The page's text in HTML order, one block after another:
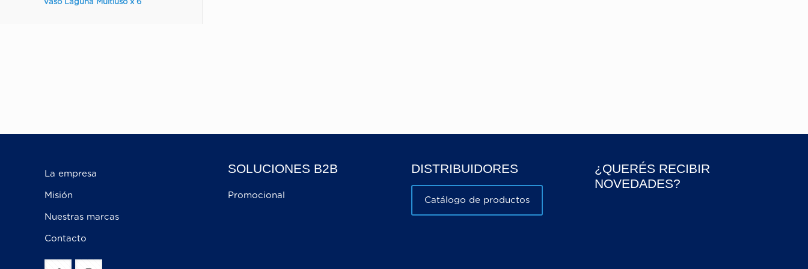
Vaso Laguna Multiuso x 6
La empresa
Misión
Nuestras marcas
Contacto
SOLUCIONES B2B
Promocional
DISTRIBUIDORES
Catálogo de productos
¿QUERÉS RECIBIR
NOVEDADES?